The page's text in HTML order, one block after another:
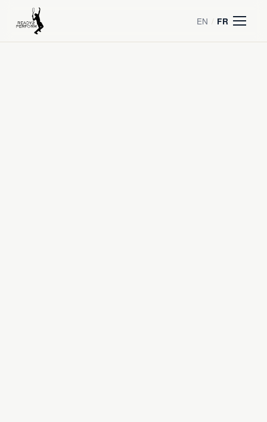
EN / FR